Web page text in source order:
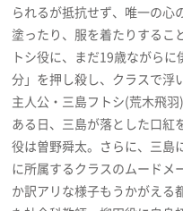
られるが抵抗せず、唯一の心
塗ったり、服を着たりするこ
トシ役に、まだ19歳ながら
分」を押し殺し、クラスで浮
主人公・三島フトシ(荒木飛羽
ある日、三島が落とした口紅
役は曽野舜太。さらに、三島
に所属するクラスのムードメ
か訳アリな様子もうかがえる